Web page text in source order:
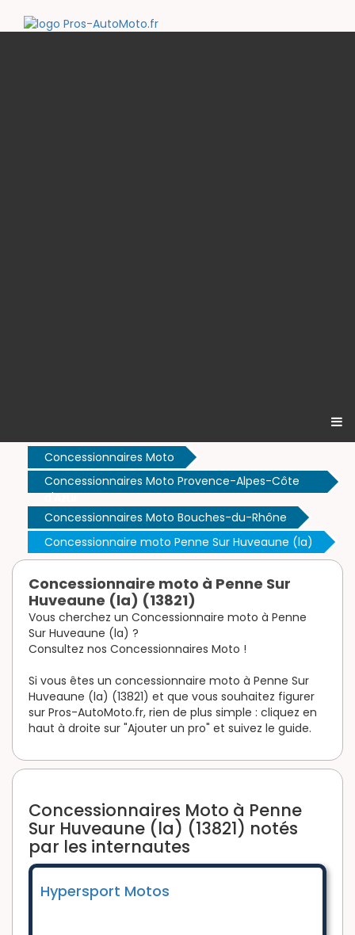
Concessionnaires Moto
Concessionnaires Moto Provence-Alpes-Côte
d'Azur
Concessionnaires Moto Bouches-du-Rhône
Concessionnaire moto Penne Sur Huveaune (la)
Concessionnaire moto à Penne Sur
Huveaune (la) (13821)
Vous cherchez un Concessionnaire moto à Penne
Sur Huveaune (la) ?
Consultez nos Concessionnaires Moto !
Si vous êtes un concessionnaire moto à Penne Sur
Huveaune (la) (13821) et que vous souhaitez figurer
sur Pros-AutoMoto.fr, rien de plus simple : cliquez en
haut à droite sur "Ajouter un pro" et suivez le guide.
Concessionnaires Moto à Penne
Sur Huveaune (la) (13821) notés
par les internautes
Hypersport Motos